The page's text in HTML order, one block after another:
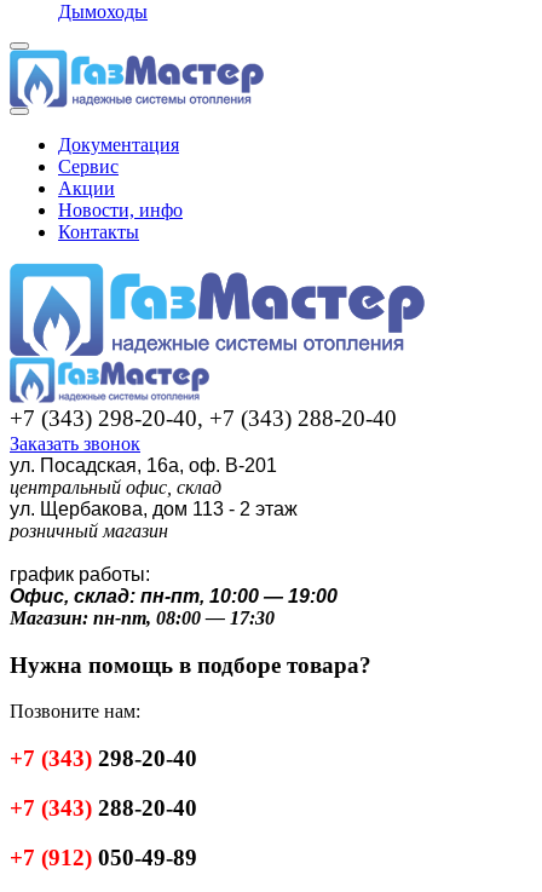
Дымоходы
Документация
Сервис
Акции
Новости, инфо
Контакты
+7 (343) 298-20-40, +7 (343) 288-20-40
Заказать звонок
ул. Посадская, 16а, оф. В-201
центральный офис, склад
ул. Щербакова, дом 113 - 2 этаж
розничный магазин
график работы:
Офис, склад: пн-пт, 10:00 — 19:00
Магазин: пн-пт, 08:00 — 17:30
Нужна помощь в подборе товара?
Позвоните нам:
+7 (343) 298-20-40
+7 (343) 288-20-40
+7 (912) 050-49-89